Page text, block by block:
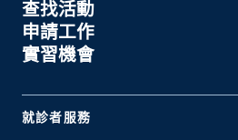
查找活動
申請工作
實習機會
就診者服務